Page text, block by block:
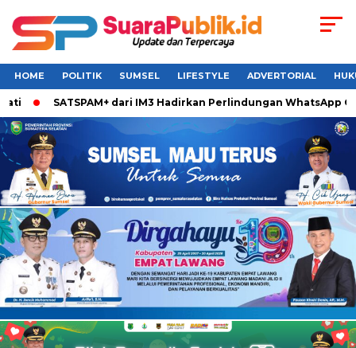
HOME POLITIK SUMSEL LIFESTYLE ADVERTORIAL
SATSPAM+ dari IM3 Hadirkan Perlindungan WhatsApp Call